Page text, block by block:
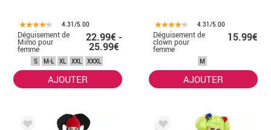
4.31/5.00
Déguisement de
Mimo pour
femme
22.99€ -
25.99€
S M-L XL XXL XXXL
AJOUTER
4.31/5.00
Déguisement de
clown pour
femme
15.99€
M
AJOUTER